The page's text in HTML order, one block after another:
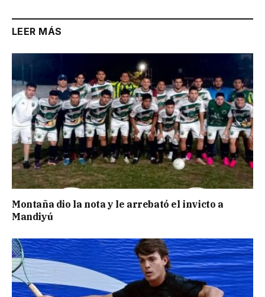
LEER MÁS
Montaña dio la nota y le arrebató el invicto a
Mandiyú